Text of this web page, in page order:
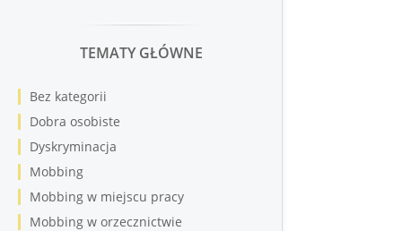
TEMATY GŁÓWNE
Bez kategorii
Dobra osobiste
Dyskryminacja
Mobbing
Mobbing w miejscu pracy
Mobbing w orzecznictwie